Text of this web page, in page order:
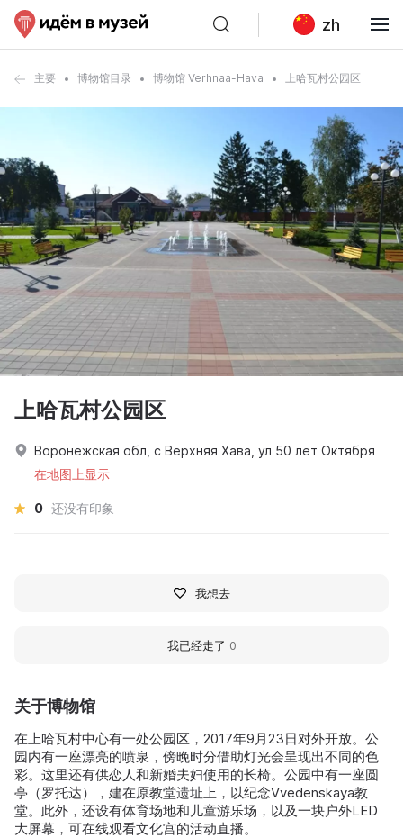
zh
主要 博物馆目录 博物馆 Verhnaa-Hava 上哈瓦村公园区
关于博物馆
在上哈瓦村中心有一处公园区，2017年9月23日对外开放。公
园内有一座漂亮的喷泉，傍晚时分借助灯光会呈现出不同的色
彩。这里还有供恋人和新婚夫妇使用的长椅。公园中有一座圆
亭（罗托达），建在原教堂遗址上，以纪念Vvedenskaya教
堂。此外，还设有体育场地和儿童游乐场，以及一块户外LED
大屏幕，可在线观看文化宫的活动直播。
上哈瓦村公园区
Воронежская обл, с Верхняя Хава, ул 50 лет Октября
在地图上显示
0 还没有印象
我想去
我已经走了 0